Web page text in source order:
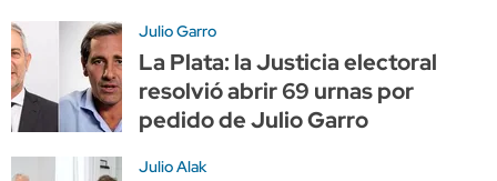
Julio Garro
La Plata: la Justicia electoral
resolvió abrir 69 urnas por
pedido de Julio Garro
Julio Alak